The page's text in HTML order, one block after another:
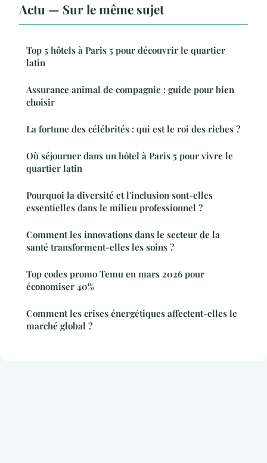
Actu — Sur le même sujet
Top 5 hôtels à Paris 5 pour découvrir le quartier
latin
Assurance animal de compagnie : guide pour bien
choisir
La fortune des célébrités : qui est le roi des riches ?
Où séjourner dans un hôtel à Paris 5 pour vivre le
quartier latin
Pourquoi la diversité et l'inclusion sont-elles
essentielles dans le milieu professionnel ?
Comment les innovations dans le secteur de la
santé transforment-elles les soins ?
Top codes promo Temu en mars 2026 pour
économiser 40%
Comment les crises énergétiques affectent-elles le
marché global ?